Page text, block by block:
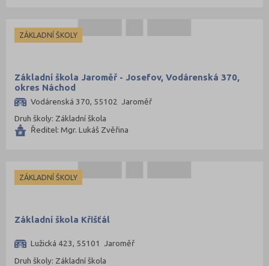
ZÁKLADNÍ ŠKOLY
Základní škola Jaroměř - Josefov, Vodárenská 370,
okres Náchod
Vodárenská 370, 55102 Jaroměř
Druh školy: Základní škola
Ředitel: Mgr. Lukáš Zvěřina
ZÁKLADNÍ ŠKOLY
Základní škola Křišťál
Lužická 423, 55101 Jaroměř
Druh školy: Základní škola